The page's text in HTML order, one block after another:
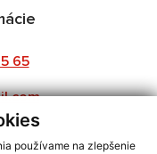
používame na zlepšenie
65